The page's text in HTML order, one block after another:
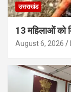
उत्तराखंड
13 महिलाओं को
August 6, 2026